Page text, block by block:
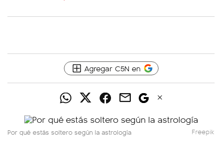
Agregar C5N en
Por qué estás soltero según la astrología Freepik